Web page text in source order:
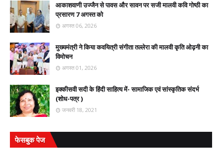
आकाशवाणी उज्जैन से पावस और सावन पर सजी मालवी कवि गोष्ठी का
प्रसारण 7 अगस्त को
अगस्त 06, 2026
मुख्यमंत्री ने किया कवयित्री संगीता तल्लेरा की मालवी कृति ओढ़नी का
विमोचन
अगस्त 01, 2026
इक्कीसवी सदी के हिंदी साहित्य में- सामाजिक एवं सांस्कृतिक संदर्भ
(शोध-पत्र )
जनवरी 18, 2021
फेसबुक पेज